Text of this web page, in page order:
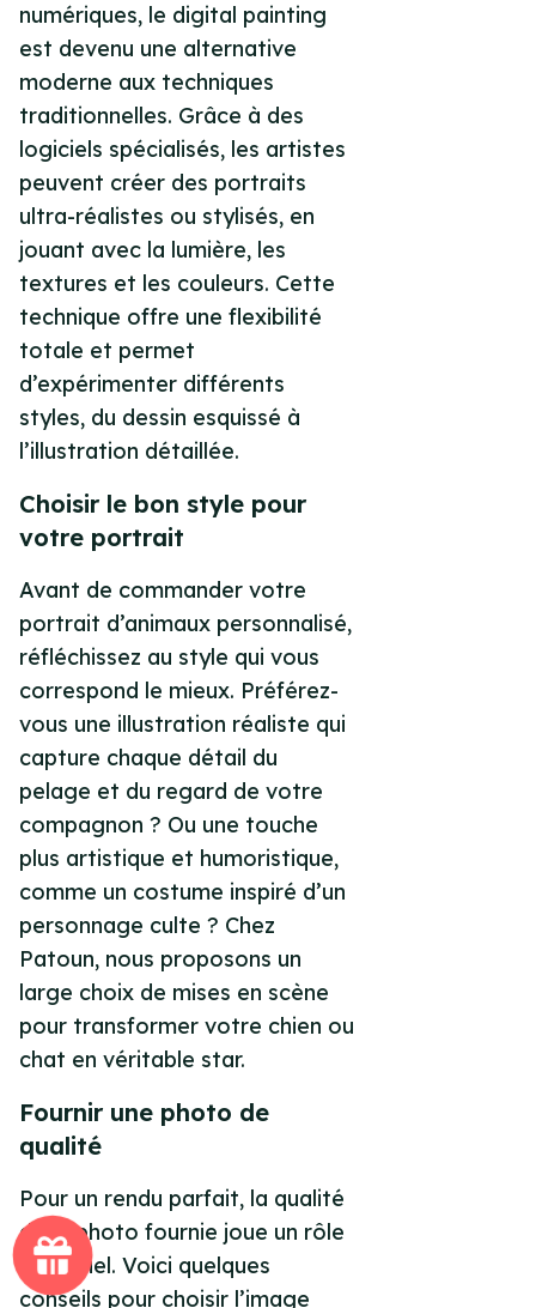
numériques, le digital painting
est devenu une alternative
moderne aux techniques
traditionnelles. Grâce à des
logiciels spécialisés, les artistes
peuvent créer des portraits
ultra-réalistes ou stylisés, en
jouant avec la lumière, les
textures et les couleurs. Cette
technique offre une flexibilité
totale et permet
d’expérimenter différents
styles, du dessin esquissé à
l’illustration détaillée.
Choisir le bon style pour
votre portrait
Avant de commander votre
portrait d’animaux personnalisé,
réfléchissez au style qui vous
correspond le mieux. Préférez-
vous une illustration réaliste qui
capture chaque détail du
pelage et du regard de votre
compagnon ? Ou une touche
plus artistique et humoristique,
comme un costume inspiré d’un
personnage culte ? Chez
Patoun, nous proposons un
large choix de mises en scène
pour transformer votre chien ou
chat en véritable star.
Fournir une photo de
qualité
Pour un rendu parfait, la qualité
de la photo fournie joue un rôle
essentiel. Voici quelques
conseils pour choisir l’image